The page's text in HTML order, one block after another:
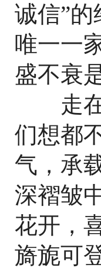
诚信”
唯一一
盛不衰
走在
们想都
气，承
深褶皱
花开，
旖旎可